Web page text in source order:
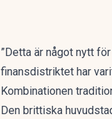
”Detta är något nytt
finansdistriktet har
Kombinationen
Den brittiska